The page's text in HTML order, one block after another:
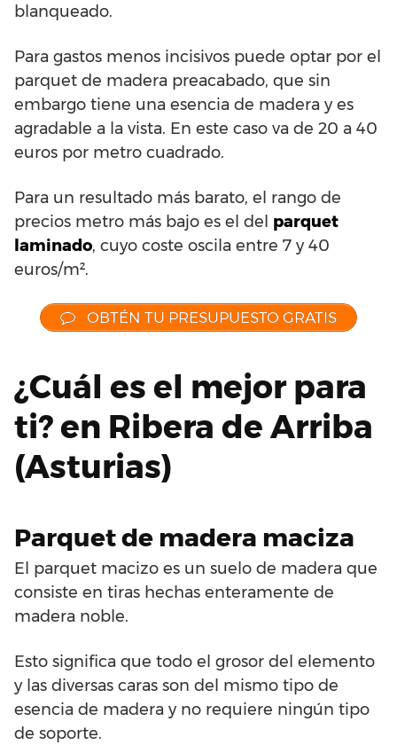
blanqueado.
Para gastos menos incisivos puede optar por el
parquet de madera preacabado, que sin
embargo tiene una esencia de madera y es
agradable a la vista. En este caso va de 20 a 40
euros por metro cuadrado.
Para un resultado más barato, el rango de
precios metro más bajo es el del parquet
laminado, cuyo coste oscila entre 7 y 40
euros/m².
OBTÉN TU PRESUPUESTO GRATIS
¿Cuál es el mejor para
ti? en Ribera de Arriba
(Asturias)
Parquet de madera maciza
El parquet macizo es un suelo de madera que
consiste en tiras hechas enteramente de
madera noble.
Esto significa que todo el grosor del elemento
y las diversas caras son del mismo tipo de
esencia de madera y no requiere ningún tipo
de soporte.